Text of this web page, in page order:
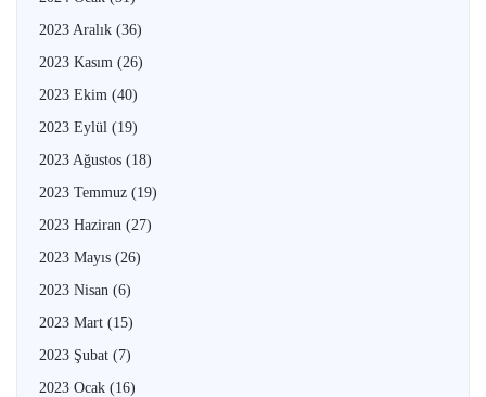
2023 Aralık (36)
2023 Kasım (26)
2023 Ekim (40)
2023 Eylül (19)
2023 Ağustos (18)
2023 Temmuz (19)
2023 Haziran (27)
2023 Mayıs (26)
2023 Nisan (6)
2023 Mart (15)
2023 Şubat (7)
2023 Ocak (16)